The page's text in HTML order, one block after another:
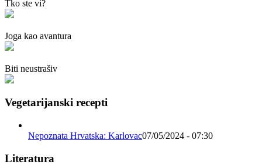
Tko ste vi?
Joga kao avantura
Biti neustrašiv
Vegetarijanski recepti
Nepoznata Hrvatska: Karlovac07/05/2024 - 07:30
Literatura